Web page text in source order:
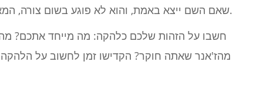
שאם השם ייצא באמת, והוא לא פוגע בשום צורה, המאזינים יקלטו את האותנטיות הזו ויעריכו אותה, ללא קשר למורכבותו.
חשבו על הזהות שלכם כלהקה: מה מייחד אתכם?
מהז'אנר שאתה חוקר? הקדישו זמן לחשוב על